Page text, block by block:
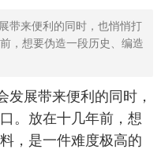
带来便利的同时，也悄悄打
，想要伪造一段历史、编造
发展带来便利的同时，
。放在十几年前，想
，是一件难度极高的